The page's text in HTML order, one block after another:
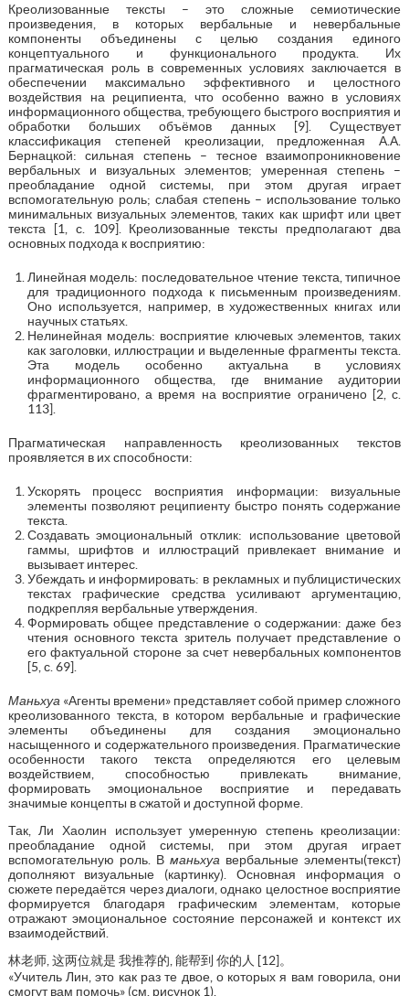
Креолизованные тексты – это сложные семиотические
произведения, в которых вербальные и невербальные
компоненты объединены с целью создания единого
концептуального и функционального продукта. Их
прагматическая роль в современных условиях заключается в
обеспечении максимально эффективного и целостного
воздействия на реципиента, что особенно важно в условиях
информационного общества, требующего быстрого восприятия и
обработки больших объёмов данных [9]. Существует
классификация степеней креолизации, предложенная А.А.
Бернацкой: сильная степень – тесное взаимопроникновение
вербальных и визуальных элементов; умеренная степень –
преобладание одной системы, при этом другая играет
вспомогательную роль; слабая степень – использование только
минимальных визуальных элементов, таких как шрифт или цвет
текста [1, с. 109]. Креолизованные тексты предполагают два
основных подхода к восприятию:
Линейная модель: последовательное чтение текста, типичное
для традиционного подхода к письменным произведениям.
Оно используется, например, в художественных книгах или
научных статьях.
Нелинейная модель: восприятие ключевых элементов, таких
как заголовки, иллюстрации и выделенные фрагменты текста.
Эта модель особенно актуальна в условиях
информационного общества, где внимание аудитории
фрагментировано, а время на восприятие ограничено [2, с.
113].
Прагматическая направленность креолизованных текстов
проявляется в их способности:
Ускорять процесс восприятия информации: визуальные
элементы позволяют реципиенту быстро понять содержание
текста.
Создавать эмоциональный отклик: использование цветовой
гаммы, шрифтов и иллюстраций привлекает внимание и
вызывает интерес.
Убеждать и информировать: в рекламных и публицистических
текстах графические средства усиливают аргументацию,
подкрепляя вербальные утверждения.
Формировать общее представление о содержании: даже без
чтения основного текста зритель получает представление о
его фактуальной стороне за счет невербальных компонентов
[5, с. 69].
Маньхуа «Агенты времени» представляет собой пример сложного
креолизованного текста, в котором вербальные и графические
элементы объединены для создания эмоционально
насыщенного и содержательного произведения. Прагматические
особенности такого текста определяются его целевым
воздействием, способностью привлекать внимание,
формировать эмоциональное восприятие и передавать
значимые концепты в сжатой и доступной форме.
Так, Ли Хаолин использует умеренную степень креолизации:
преобладание одной системы, при этом другая играет
вспомогательную роль. Вманьхуа вербальные элементы(текст)
дополняют визуальные (картинку). Основная информация о
сюжете передаётся через диалоги, однако целостное восприятие
формируется благодаря графическим элементам, которые
отражают эмоциональное состояние персонажей и контекст их
взаимодействий.
林老师, 这两位就是 我推荐的, 能帮到 你的人 [12]。
«Учитель Лин, это как раз те двое, о которых я вам говорила, они
смогут вам помочь» (см. рисунок 1).